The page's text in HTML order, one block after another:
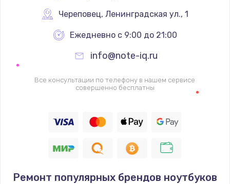
Череповец, Ленинградская ул., 1
Ежедневно с 9:00 до 21:00
info@note-iq.ru
Все консультации по телефону в нашем сервисе
совершенно бесплатны
Ремонт популярных брендов ноутбуков